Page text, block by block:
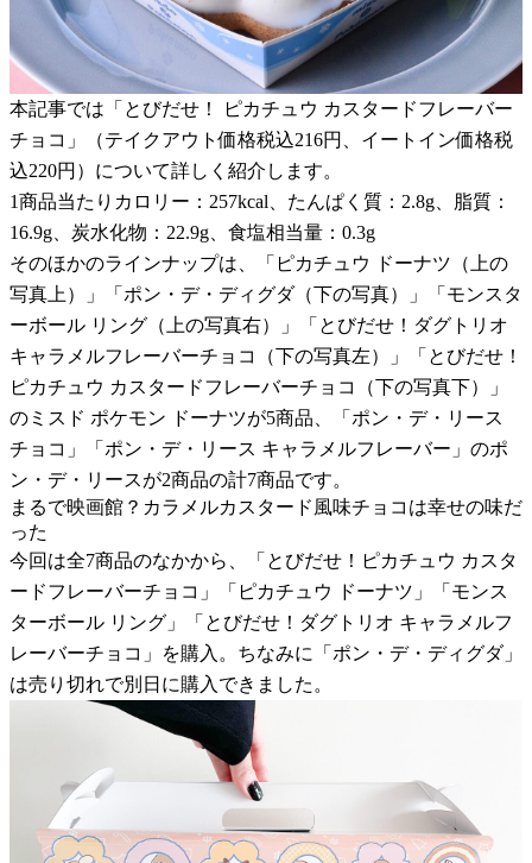
本記事では「とびだせ！ ピカチュウ カスタードフレーバー
チョコ」（テイクアウト価格税込216円、イートイン価格税
込220円）について詳しく紹介します。
1商品当たりカロリー：257kcal、たんぱく質：2.8g、脂質：
16.9g、炭水化物：22.9g、食塩相当量：0.3g
そのほかのラインナップは、「ピカチュウ ドーナツ（上の
写真上）」「ポン・デ・ディグダ（下の写真）」「モンスタ
ーボール リング（上の写真右）」「とびだせ！ダグトリオ
キャラメルフレーバーチョコ（下の写真左）」「とびだせ！
ピカチュウ カスタードフレーバーチョコ（下の写真下）」
のミスド ポケモン ドーナツが5商品、「ポン・デ・リース
チョコ」「ポン・デ・リース キャラメルフレーバー」のポ
ン・デ・リースが2商品の計7商品です。
まるで映画館？カラメルカスタード風味チョコは幸せの味だ
った
今回は全7商品のなかから、「とびだせ！ピカチュウ カスタ
ードフレーバーチョコ」「ピカチュウ ドーナツ」「モンス
ターボール リング」「とびだせ！ダグトリオ キャラメルフ
レーバーチョコ」を購入。ちなみに「ポン・デ・ディグダ」
は売り切れで別日に購入できました。